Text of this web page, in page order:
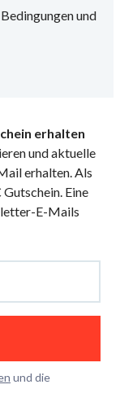
und
erhalten
und aktuelle
erhalten. Als
Eine
E-Mails
und die